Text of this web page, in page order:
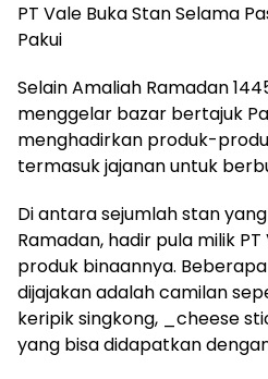
PT Vale Buka Stan Selama
Pakui
Selain Amaliah Ramadan
menggelar bazar bertajuk
menghadirkan produk-
termasuk jajanan untuk
Di antara sejumlah stan
Ramadan, hadir pula milik
produk binaannya.
dijajakan adalah camilan
keripik singkong, _cheese
yang bisa didapatkan